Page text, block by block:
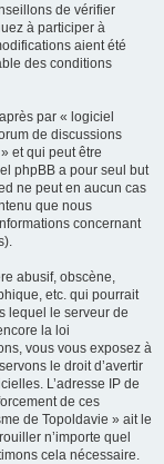
de vérifier
à participer à
aient été
des conditions
par « logiciel
de discussions
» et qui peut être
phpBB a pour seul but
ne peut en aucun cas
que nous
concernant
abusif, obscène,
etc. qui pourrait
lequel le serveur de
la loi
vous vous exposez à
le droit d’avertir
L’adresse IP de
de ces
de Topoldavie » ait le
n’importe quel
cela nécessaire.